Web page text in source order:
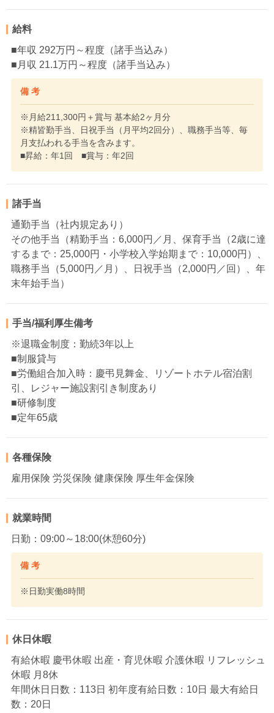
給料
■年収 292万円～程度（諸手当込み）
■月収 21.1万円～程度（諸手当込み）
備 考
※月給211,300円＋賞与 基本給2ヶ月分
※精皆勤手当、日祝手当（月平均2回分）、職務手当等、毎
月支払われる手当を含みます。
■昇給：年1回 ■賞与：年2回
諸手当
通勤手当（社内規定あり）
その他手当（精勤手当：6,000円／月、保育手当（2歳に達
するまで：25,000円・小学校入学始期まで：10,000円）、
職務手当（5,000円／月）、日祝手当（2,000円／回）、年
末年始手当）
手当/福利厚生備考
※退職金制度：勤続3年以上
■制服貸与
■労働組合加入時：慶弔見舞金、リゾートホテル宿泊割
引、レジャー施設割引き制度あり
■研修制度
■定年65歳
各種保険
雇用保険 労災保険 健康保険 厚生年金保険
就業時間
日勤：09:00～18:00(休憩60分)
備 考
※日勤実働8時間
休日休暇
有給休暇 慶弔休暇 出産・育児休暇 介護休暇 リフレッシュ
休暇 月8休
年間休日日数：113日 初年度有給日数：10日 最大有給日
数：20日